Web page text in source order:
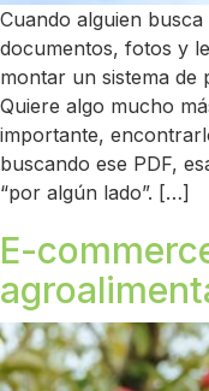
Cuando alguien
documentos, fotos y
montar un sistema de
Quiere algo mucho
importante,
buscando ese PDF,
“por algún lado”. […]
E-